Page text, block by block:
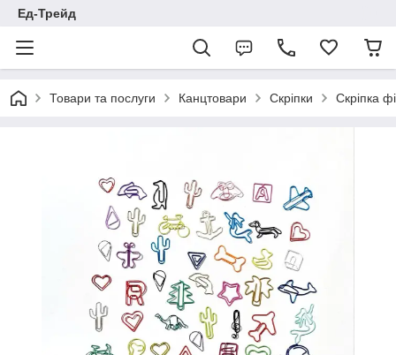
Ед-Трейд
Товари та послуги Канцтовари Скріпки Скріпка